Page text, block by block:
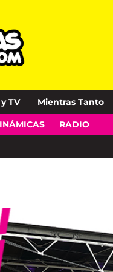
TV Mientras Tanto
RADIO